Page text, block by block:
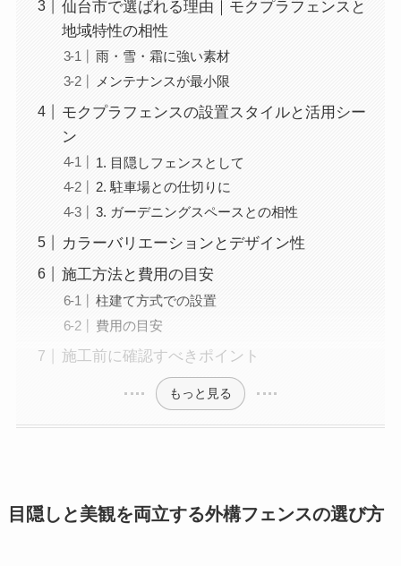
仙台市で選ばれる理由｜モクプラフェンスと
地域特性の相性
雨・雪・霜に強い素材
メンテナンスが最小限
モクプラフェンスの設置スタイルと活用シー
ン
1. 目隠しフェンスとして
2. 駐車場との仕切りに
3. ガーデニングスペースとの相性
カラーバリエーションとデザイン性
施工方法と費用の目安
柱建て方式での設置
費用の目安
施工前に確認すべきポイント
もっと見る
目隠しと美観を両立する外構フェンスの選び方